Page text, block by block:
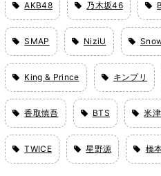
AKB48 乃木坂46
SMAP NiziU
King & Prince キンプリ
香取慎吾 BTS 米
TWICE 星野源 橋